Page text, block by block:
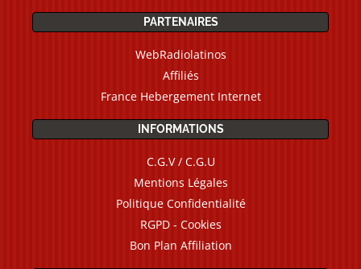
PARTENAIRES
WebRadiolatinos
Affiliés
France Hebergement Internet
INFORMATIONS
C.G.V / C.G.U
Mentions Légales
Politique Confidentialité
RGPD - Cookies
Bon Plan Affiliation